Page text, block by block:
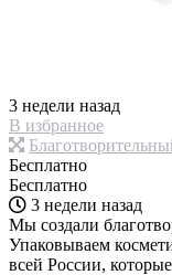
3 недели назад
В избранное
Бесплатно
Бесплатно
3 недели назад
Мы создали
Упаковываем
всей России,